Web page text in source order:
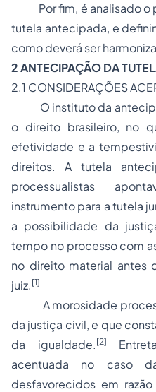
Por fim, é analisado o
tutela antecipada, e
como deverá ser
2 ANTECIPAÇÃO DA
2.1 CONSIDERAÇÕES
O instituto da
o direito brasileiro, no
efetividade e a
direitos. A tutela
processualistas
instrumento para a tutela
a possibilidade da
tempo no processo com
no direito material antes
juiz. [1]
A morosidade
da justiça civil, e que
da igualdade. [2]
acentuada no caso
desfavorecidos em